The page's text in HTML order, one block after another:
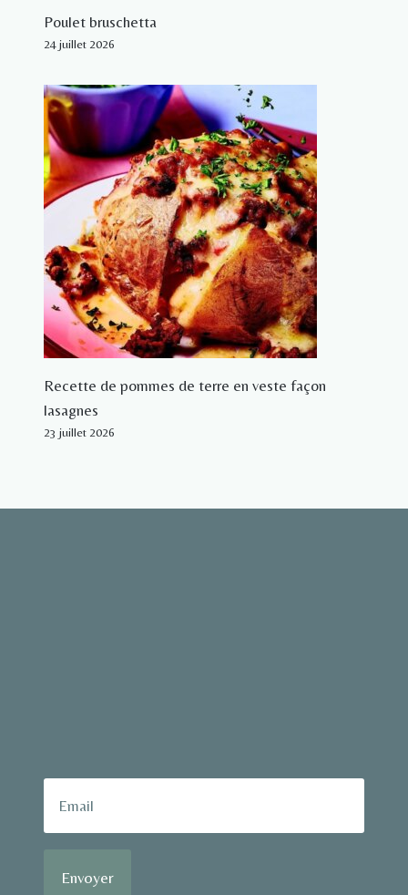
Poulet bruschetta
24 juillet 2026
Recette de pommes de terre en veste façon
lasagnes
23 juillet 2026
Envoyer